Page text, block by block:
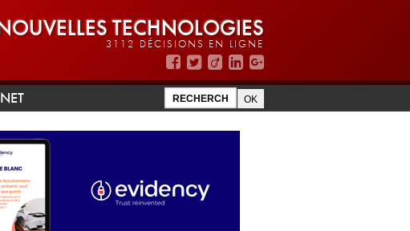
TECHNOLOGIES
3112 DÉCISIONS EN LIGNE